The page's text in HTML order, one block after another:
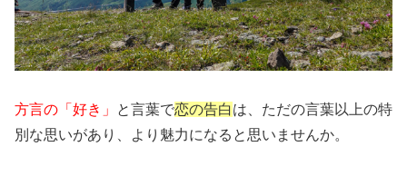
方言の「好き」 と言葉で恋の告白は、ただの言葉以上の特
別な思いがあり、より魅力になると思いませんか。